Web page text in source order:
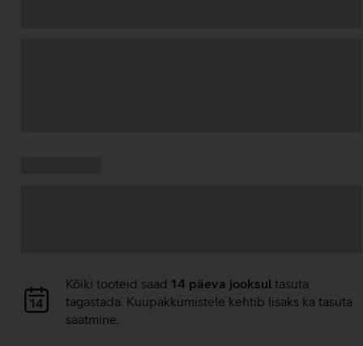
Andmete
laadimine
Kõiki tooteid saad 14 päeva jooksul tasuta
tagastada. Kuupakkumistele kehtib lisaks ka tasuta
saatmine.